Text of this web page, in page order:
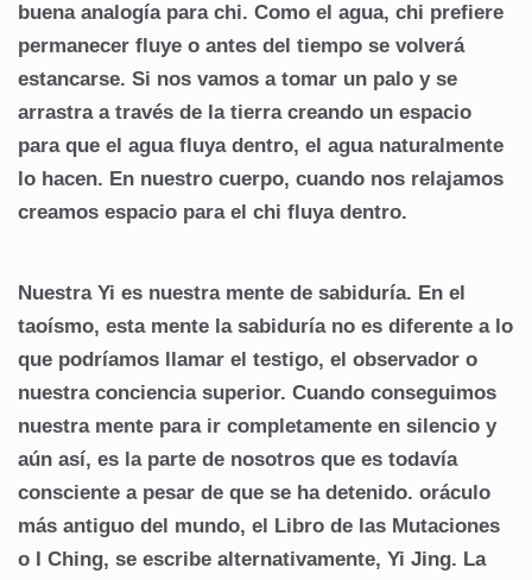
buena analogía para chi. Como el agua, chi prefiere
permanecer fluye o antes del tiempo se volverá
estancarse. Si nos vamos a tomar un palo y se
arrastra a través de la tierra creando un espacio
para que el agua fluya dentro, el agua naturalmente
lo hacen. En nuestro cuerpo, cuando nos relajamos
creamos espacio para el chi fluya dentro.
Nuestra Yi es nuestra mente de sabiduría. En el
taoísmo, esta mente la sabiduría no es diferente a lo
que podríamos llamar el testigo, el observador o
nuestra conciencia superior. Cuando conseguimos
nuestra mente para ir completamente en silencio y
aún así, es la parte de nosotros que es todavía
consciente a pesar de que se ha detenido. oráculo
más antiguo del mundo, el Libro de las Mutaciones
o I Ching, se escribe alternativamente, Yi Jing. La